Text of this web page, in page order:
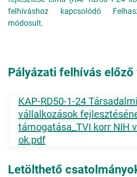
felhíváshoz kapcsolódó
módosult.
Pályázati felhívás előző
KAP-RD50-1-24 Társadalmi
vállalkozások
támogatása_TVI korr NIH
ok.pdf
Letölthető